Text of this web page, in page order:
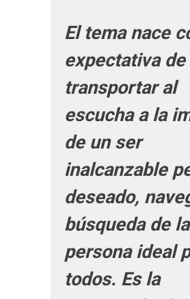
El tema nace
expectativa de
transportar al
escucha a la
de un ser
inalcanzable
deseado,
búsqueda de la
persona ideal
todos. Es la